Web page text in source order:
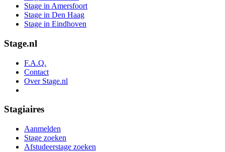
Stage in Amersfoort
Stage in Den Haag
Stage in Eindhoven
Stage.nl
F.A.Q.
Contact
Over Stage.nl
Stagiaires
Aanmelden
Stage zoeken
Afstudeerstage zoeken